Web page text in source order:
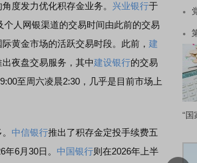
度发力优化积存金业务。 兴业银行于
人网银渠道的交易时间由此前的交易
黄金市场的活跃交易时段。此前， 建
夜盘交易服务，其中建设银行的交易
至周六凌晨2:30，几乎是目前市场上
中信银行推出了积存金定投手续费五
6月30日。 中国银行则在2026年上半
“国